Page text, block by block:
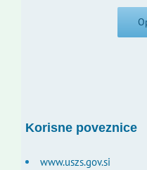
Korisne poveznice
www.uszs.gov.si